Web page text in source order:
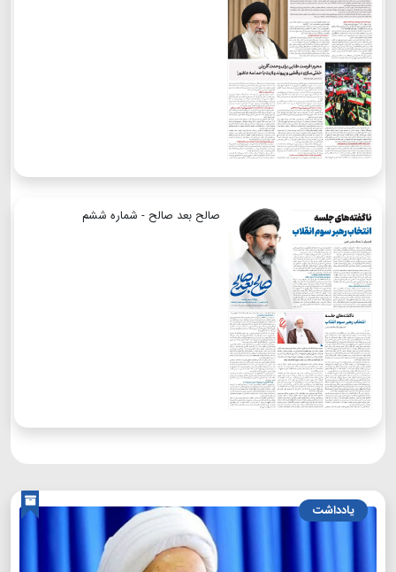
صالح بعد صالح - شماره ششم
یادداشت